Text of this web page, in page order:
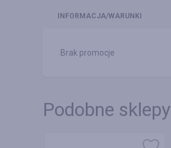
INFO RMACJA/WARUNKI
Brak promocje
Podobne sklepy